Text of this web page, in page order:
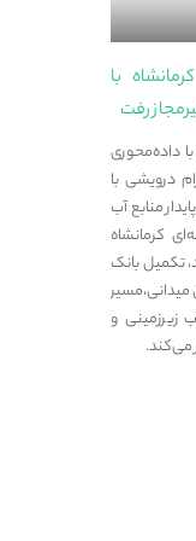
با
رفت
داده‌محوری
درویشی با
منابع آب
کرمانشاه
تکمیل بانک
زیرزمینی و
می‌کند.